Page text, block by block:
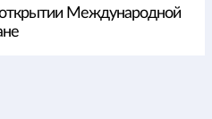
открытии Международной